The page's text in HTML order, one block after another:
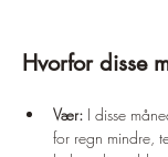
Hvorfor disse
Vær: I disse
for regn mindre,